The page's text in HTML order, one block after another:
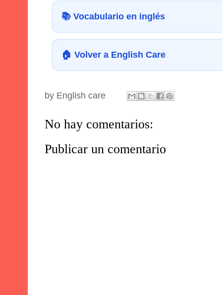
📚 Vocabulario en inglés
🏠 Volver a English Care
by English care
No hay comentarios:
Publicar un comentario